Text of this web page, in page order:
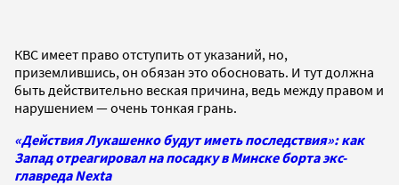
КВС имеет право отступить от указаний, но,
приземлившись, он обязан это обосновать. И тут должна
быть действительно веская причина, ведь между правом и
нарушением — очень тонкая грань.
«Действия Лукашенко будут иметь последствия»: как
Запад отреагировал на посадку в Минске борта экс-
главреда Nexta